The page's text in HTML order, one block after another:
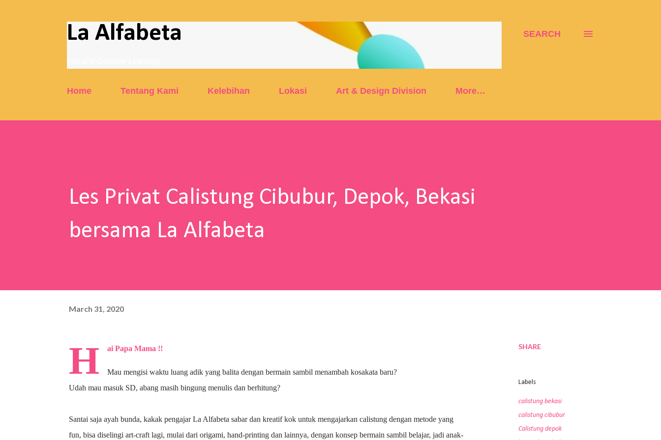
La Alfabeta SEARCH
Home Tentang Kami Kelebihan Lokasi Art & Design Division More…
Les Privat Calistung Cibubur, Depok, Bekasi
bersama La Alfabeta
March 31, 2020
H ai Papa Mama !!
Mau mengisi waktu luang adik yang balita dengan bermain sambil menambah kosakata baru?
Udah mau masuk SD, abang masih bingung menulis dan berhitung?
Santai saja ayah bunda, kakak pengajar La Alfabeta sabar dan kreatif kok untuk mengajarkan calistung dengan metode yang
fun, bisa diselingi art-craft lagi, mulai dari origami, hand-printing dan lainnya, dengan konsep bermain sambil belajar, jadi anak-
SHARE
Labels
calistung bekasi
calistung cibubur
Calistung depok